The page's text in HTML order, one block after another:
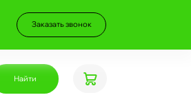
Заказать звонок
Найти